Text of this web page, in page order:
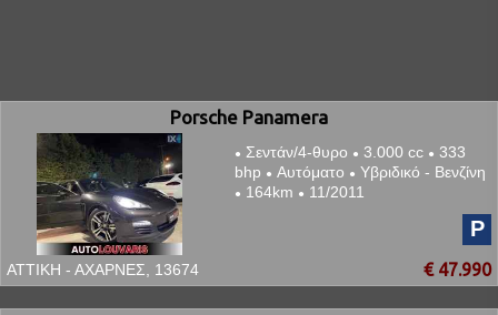
Porsche Panamera
● Σεντάν/4-θυρο ● 3.000 cc ● 333
bhp ● Αυτόματο ● Υβριδικό - Βενζίνη
● 164km ● 11/2011
P
ΑΤΤΙΚΗ - ΑΧΑΡΝΕΣ, 13674 € 47.990